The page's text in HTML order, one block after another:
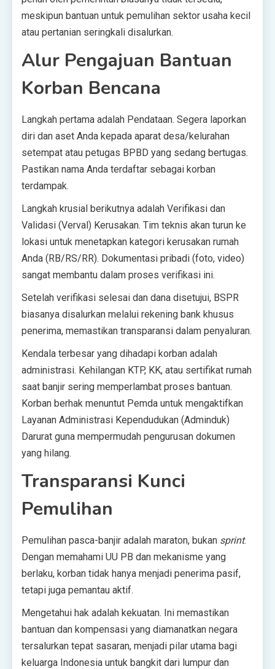
meskipun bantuan untuk pemulihan sektor usaha kecil
atau pertanian seringkali disalurkan.
Alur Pengajuan Bantuan
Korban Bencana
Langkah pertama adalah Pendataan. Segera laporkan
diri dan aset Anda kepada aparat desa/kelurahan
setempat atau petugas BPBD yang sedang bertugas.
Pastikan nama Anda terdaftar sebagai korban
terdampak.
Langkah krusial berikutnya adalah Verifikasi dan
Validasi (Verval) Kerusakan. Tim teknis akan turun ke
lokasi untuk menetapkan kategori kerusakan rumah
Anda (RB/RS/RR). Dokumentasi pribadi (foto, video)
sangat membantu dalam proses verifikasi ini.
Setelah verifikasi selesai dan dana disetujui, BSPR
biasanya disalurkan melalui rekening bank khusus
penerima, memastikan transparansi dalam penyaluran.
Kendala terbesar yang dihadapi korban adalah
administrasi. Kehilangan KTP, KK, atau sertifikat rumah
saat banjir sering memperlambat proses bantuan.
Korban berhak menuntut Pemda untuk mengaktifkan
Layanan Administrasi Kependudukan (Adminduk)
Darurat guna mempermudah pengurusan dokumen
yang hilang.
Transparansi Kunci
Pemulihan
Pemulihan pasca-banjir adalah maraton, bukan sprint.
Dengan memahami UU PB dan mekanisme yang
berlaku, korban tidak hanya menjadi penerima pasif,
tetapi juga pemantau aktif.
Mengetahui hak adalah kekuatan. Ini memastikan
bantuan dan kompensasi yang diamanatkan negara
tersalurkan tepat sasaran, menjadi pilar utama bagi
keluarga Indonesia untuk bangkit dari lumpur dan